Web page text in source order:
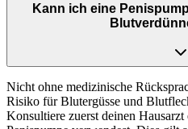
Kann ich eine
Nicht ohne medizinische
Risiko für Blutergüsse und
Konsultiere zuerst deinen